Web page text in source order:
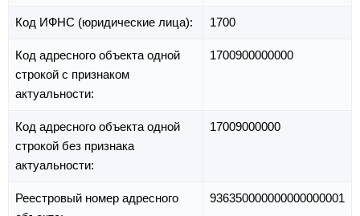
Код ИФНС (юридические лица): 1700
Код адресного объекта одной
строкой с признаком
актуальности:
1700900000000
Код адресного объекта одной
строкой без признака
актуальности:
17009000000
Реестровый номер адресного
936350000000000000001